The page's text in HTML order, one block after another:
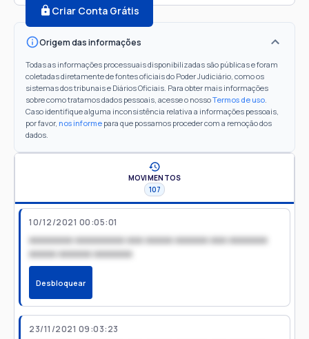
Criar Conta Grátis
Origem das informações
Todas as informações processuais disponibilizadas são públicas e foram
coletadas diretamente de fontes oficiais do Poder Judiciário, como os
sistemas dos tribunais e Diários Oficiais. Para obter mais informações
sobre como tratamos dados pessoais, acesse o nossoTermos de uso.
Caso identifique alguma inconsistência relativa a informações pessoais,
por favor, nos informe para que possamos proceder com a remoção dos
dados.
MOVIMENTOS
107
10/12/2021 00:05:01
xxxxxxxx xxxxxxxxx xxx xxxxx xxxxxx xxx xxxxxxx
xxxxx xxxxxx xxxxxxx
Desbloquear
23/11/2021 09:03:23